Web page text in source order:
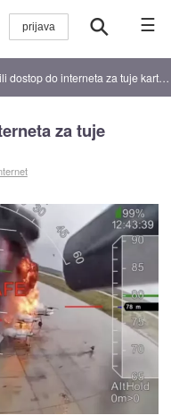
☰
do interneta za tuje kartice SIM
za tuje